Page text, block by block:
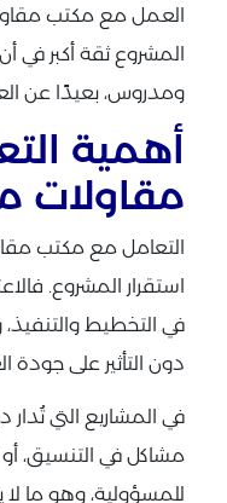
العمل مع مكتب
المشروع ثقة أكبر في
ومدروس، بعيدًا عن
أهمية
مقاولات
التعامل مع مكتب
استقرار المشروع.
في التخطيط
دون التأثير على جودة
في المشاريع التي
مشاكل في التنسيق،
للمسؤولية، وهو ما